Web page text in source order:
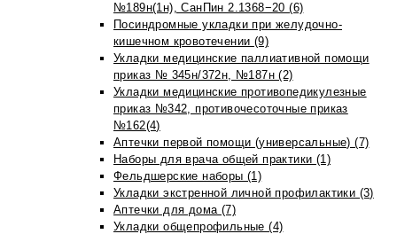
№189н(1н), СанПин 2.1368−20 (6)
Посиндромные укладки при желудочно-
кишечном кровотечении (9)
Укладки медицинские паллиативной помощи
приказ № 345н/372н, №187н (2)
Укладки медицинские противопедикулезные
приказ №342, противочесоточные приказ
№162(4)
Аптечки первой помощи (универсальные) (7)
Наборы для врача общей практики (1)
Фельдшерские наборы (1)
Укладки экстренной личной профилактики (3)
Аптечки для дома (7)
Укладки общепрофильные (4)